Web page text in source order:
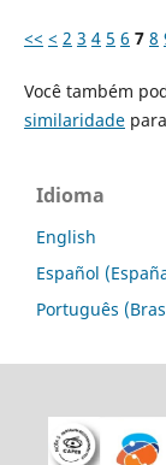
<< < 2 3 4 5 6 7 8
Você também
similaridade
Idioma
English
Español
Português